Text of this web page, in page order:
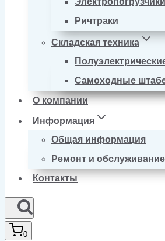
Ричтраки
Складская техника
Самоходные
О компании
Информация
Общая информация
Ремонт и обслуживание
Контакты
0